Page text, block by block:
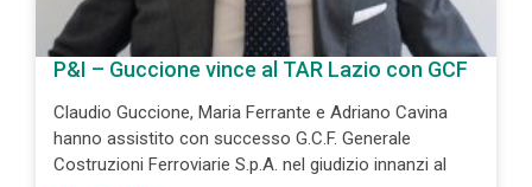
P&I – Guccione vince al TAR Lazio con GCF
Claudio Guccione, Maria Ferrante e Adriano Cavina
hanno assistito con successo G.C.F. Generale
Costruzioni Ferroviarie S.p.A. nel giudizio innanzi al